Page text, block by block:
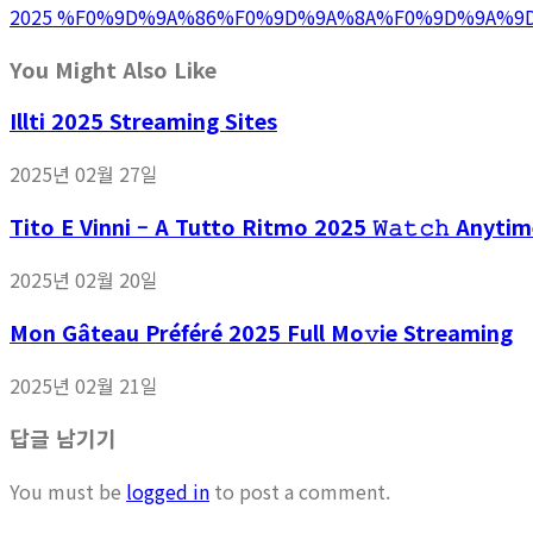
2025
You Might Also Like
Illti 2025 Streaming Sites
2025년 02월 27일
Tito E Vinni – A Tutto Ritmo 2025 𝚆𝚊𝚝𝚌𝚑
2025년 02월 20일
Mon Gâteau Préféré 2025 Full Mo𝚟ie Streaming
2025년 02월 21일
답글 남기기
You must be logged in to post a comment.